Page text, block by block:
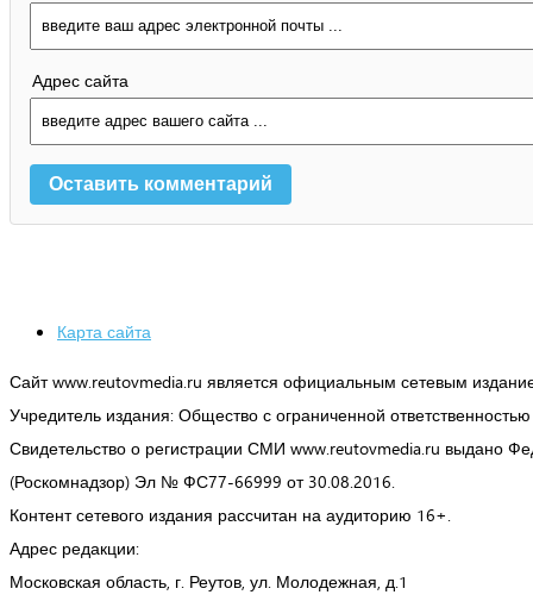
Адрес сайта
Карта сайта
Сайт www.reutovmedia.ru является официальным сетевым
Учредитель издания: Общество с ограниченной
Свидетельство о регистрации СМИ www.reutovmedia.ru выдано
(Роскомнадзор) Эл № ФС77-66999 от 30.08.2016.
Контент сетевого издания рассчитан на аудиторию 16+.
Адрес редакции:
Московская область, г. Реутов, ул. Молодежная, д.1